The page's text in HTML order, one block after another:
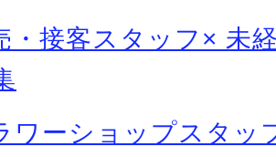
・接客スタッフ× 未
ワーショップスタッ